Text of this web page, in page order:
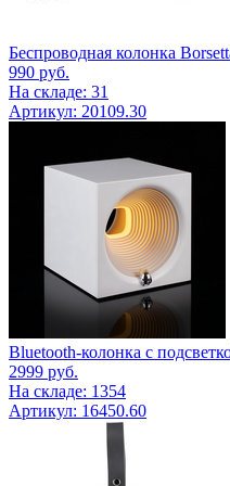
Беспроводная колонка
990 руб.
На складе: 31
Артикул: 20109.30
Bluetooth-колонка с
2999 руб.
На складе: 1354
Артикул: 16450.60